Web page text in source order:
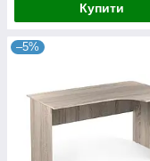
Купити
–5%